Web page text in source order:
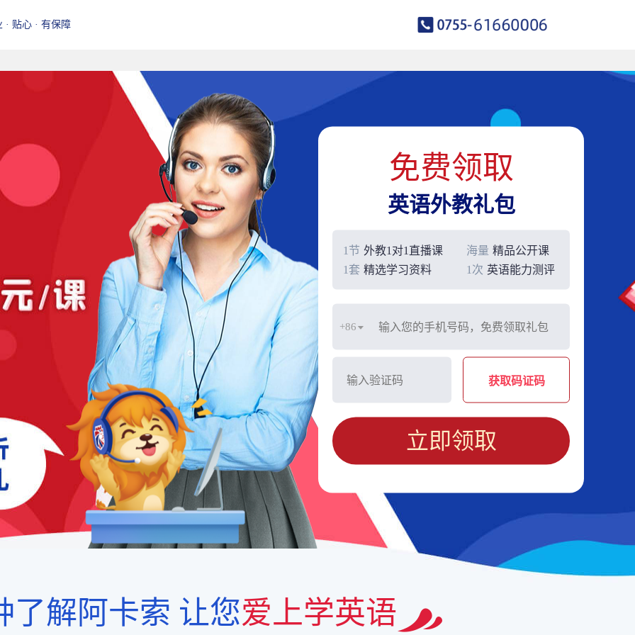
· 贴心 · 有保障
免费领取
英语外教礼包
1节 外教1对1直播课 海量 精品公开课
1套 精选学习资料 1次 英语能力测评
+86
获取码证码
立即领取
了解阿卡索 让您爱上学英语